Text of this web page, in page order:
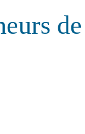
de